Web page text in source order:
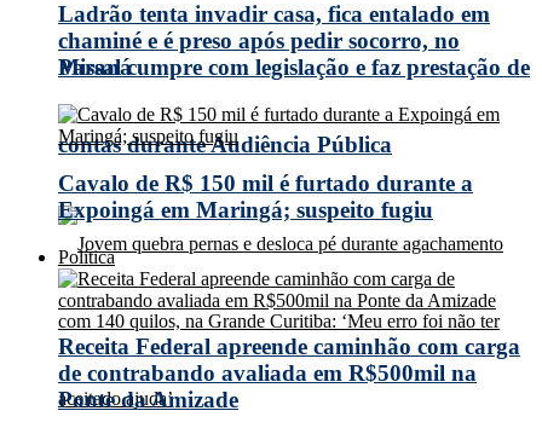
Missal cumpre com legislação e faz prestação de
contas durante Audiência Pública
Ladrão tenta invadir casa, fica entalado em
chaminé e é preso após pedir socorro, no
Paraná
Cavalo de R$ 150 mil é furtado durante a
Expoingá em Maringá; suspeito fugiu
Política
Receita Federal apreende caminhão com carga
de contrabando avaliada em R$500mil na
Ponte da Amizade